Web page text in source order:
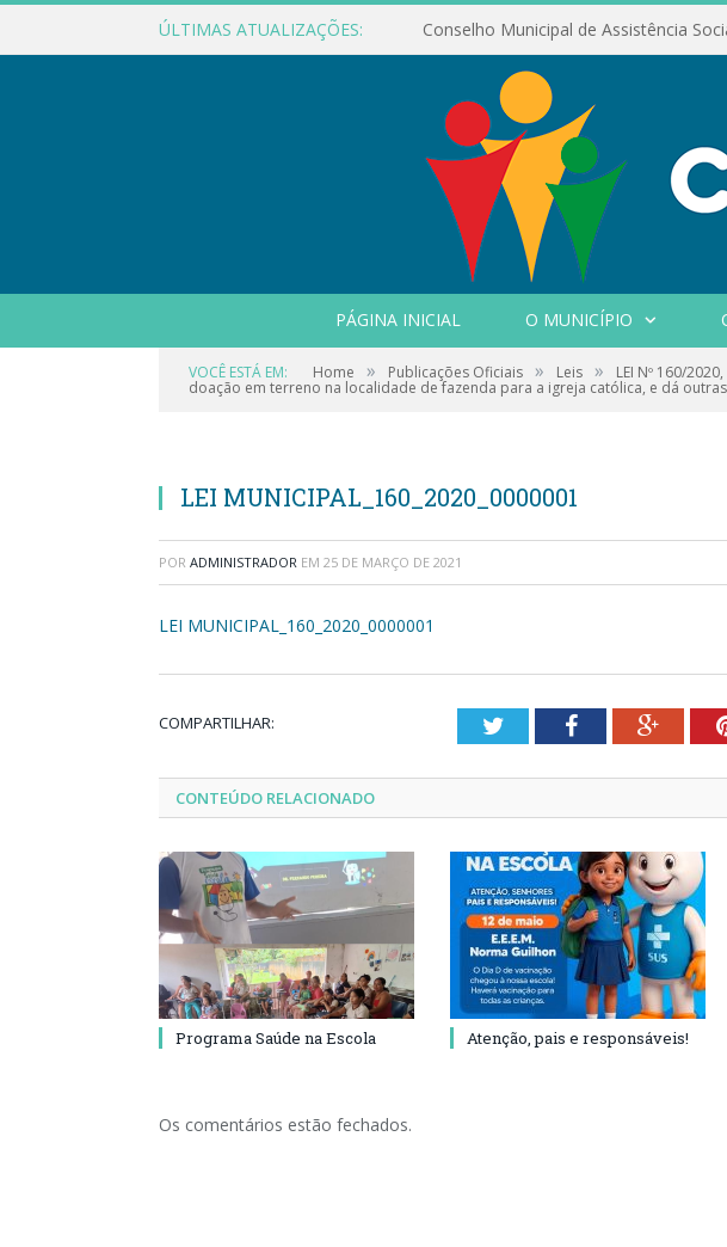
ÚLTIMAS ATUALIZAÇÕES:
PÁGINA INICIAL O MUNICÍPIO
VOCÊ ESTÁ EM: Home » Publicações Oficiais » Leis » LEI Nº 160/
doação em terreno na localidade de fazenda para a igreja católica, e dá
LEI MUNICIPAL_160_2020_0000001
POR ADMINISTRADOR EM 25 DE MARÇO DE 2021
LEI MUNICIPAL_160_2020_0000001
COMPARTILHAR: TwitterFacebook
CONTEÚDO RELACIONADO
Programa Saúde na Escola Atenção, pais e responsáveis!
Os comentários estão fechados.